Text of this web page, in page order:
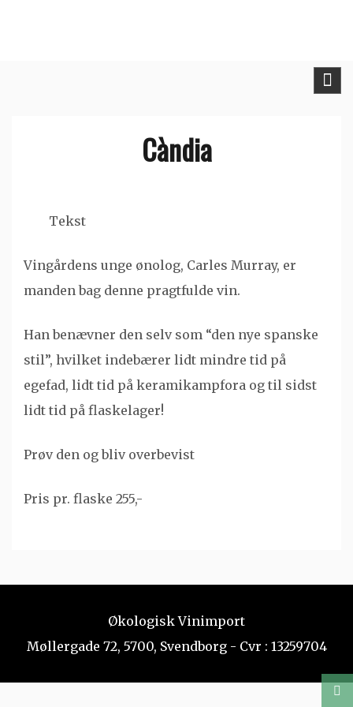
Càndia
Tekst
Vingårdens unge ønolog, Carles Murray, er
manden bag denne pragtfulde vin.
Han benævner den selv som “den nye spanske
stil”, hvilket indebærer lidt mindre tid på
egefad, lidt tid på keramikampfora og til sidst
lidt tid på flaskelager!
Prøv den og bliv overbevist
Pris pr. flaske 255,-
Økologisk Vinimport
Møllergade 72, 5700, Svendborg - Cvr : 13259704